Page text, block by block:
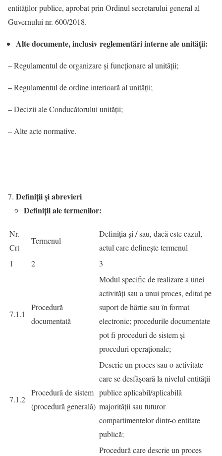
entităţilor publice, aprobat prin Ordinul secretarului general al
Guvernului nr. 600/2018.
Alte documente, inclusiv reglementări interne ale unității:
– Regulamentul de organizare şi funcţionare al unității;
– Regulamentul de ordine interioară al unității;
– Decizii ale Conducătorului unității;
– Alte acte normative.
Definiții și abrevieri
Definiții ale termenilor:
Nr.
Crt
Termenul
Definiția și / sau, dacă este cazul,
actul care definește termenul
1
2 3
7.1.1
Procedură
documentată
Modul specific de realizare a unei
activități sau a unui proces, editat pe
suport de hârtie sau în format
electronic; procedurile documentate
pot fi proceduri de sistem şi
proceduri operaţionale;
7.1.2
Procedură de sistem
(procedură generală)
Descrie un proces sau o activitate
care se desfăşoară la nivelul entității
publice aplicabil/aplicabilă
majorității sau tuturor
compartimentelor dintr-o entitate
publică;
Procedură care descrie un proces